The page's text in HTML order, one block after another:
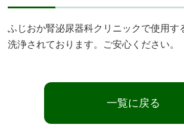
ふじおか腎泌尿器科クリニックで使用す
洗浄されております。ご安心ください。
一覧に戻る